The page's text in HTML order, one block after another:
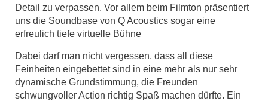
Detail zu verpassen. Vor allem beim Filmton präsentiert
uns die Soundbase von Q Acoustics sogar eine
erfreulich tiefe virtuelle Bühne
Dabei darf man nicht vergessen, dass all diese
Feinheiten eingebettet sind in eine mehr als nur sehr
dynamische Grundstimmung, die Freunden
schwungvoller Action richtig Spaß machen dürfte. Ein